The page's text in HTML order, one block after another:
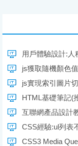
用戶體驗設計:
js獲取隨機顏色
js實現索引圖片
HTML基礎筆記(
互聯網產品設計
CSS經驗:ul列表
CSS3 Media